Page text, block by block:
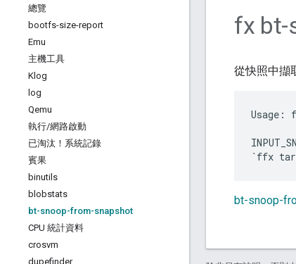
總覽
bootfs-size-report
Emu
主機工具
Klog
log
Qemu
執行/網路啟動
已淘汰！系統記錄
賓果
binutils
blobstats
bt-snoop-from-snapshot
CPU 統計資料
crosvm
dupefinder
fx bt-
從快照中擷
Usage:
bt-snoop-